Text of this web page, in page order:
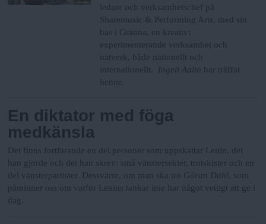
ledare och verksamhetschef på
Sharemusic & Performing Arts, med sin
bas i Gränna, en kreativt
experimenterande verksamhet och
nätverk, både nationellt och
internationellt. Ingeli Aalto har träffat
henne.
En diktator med föga
medkänsla
Det finns fortfarande en del personer som uppskattar Lenin, det
han gjorde och det han skrev: små vänstersekter, trotskister och en
del vänsterpartister. Dessvärre, om man ska tro Göran Dahl , som
påminner oss om varför Lenins tankar inte har något vettigt att ge i
dag.